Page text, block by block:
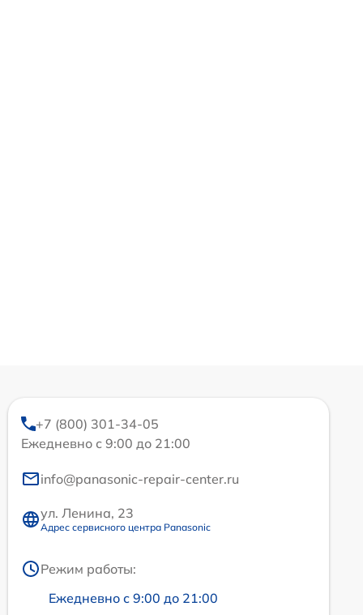
+7 (800) 301-34-05
Ежедневно с 9:00 до 21:00
info@panasonic-repair-center.ru
ул. Ленина, 23
Адрес сервисного центра Panasonic
Режим работы:
Ежедневно с 9:00 до 21:00